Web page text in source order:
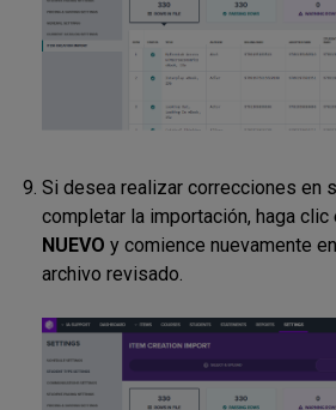
Si desea realizar correcciones en
completar la importación, haga clic
NUEVO y comience nuevamente
archivo revisado.